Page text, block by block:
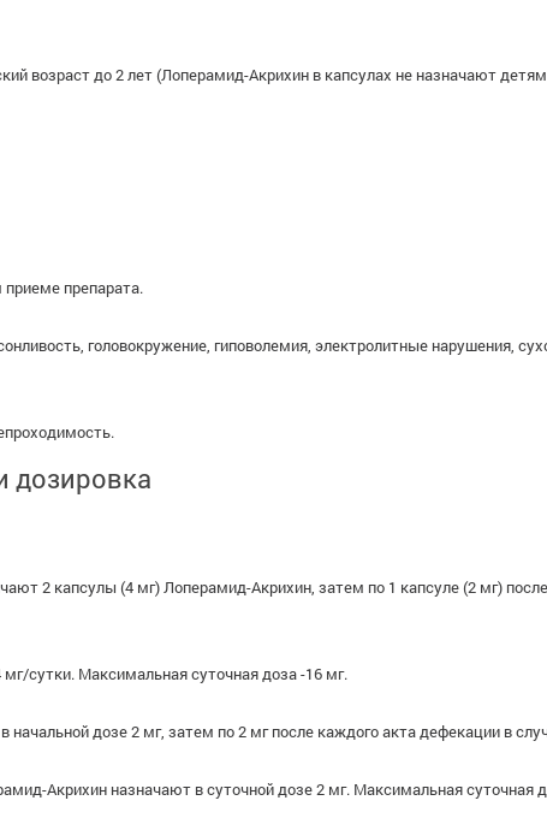
возраст до 2 лет (Лоперамид-Акрихин в капсулах не назначают
препарата.
головокружение, гиповолемия, электролитные нарушения,
дозировка
2 капсулы (4 мг) Лоперамид-Акрихин, затем по 1 капсуле (2 мг)
сутки. Максимальная суточная доза -16 мг.
дозе 2 мг, затем по 2 мг после каждого акта дефекации в
Акрихин назначают в суточной дозе 2 мг. Максимальная суточная